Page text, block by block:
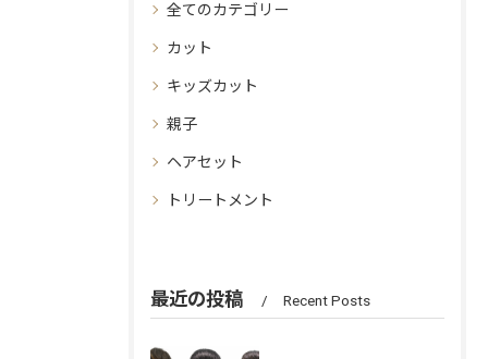
全てのカテゴリー
カット
キッズカット
親子
ヘアセット
トリートメント
最近の投稿 Recent Posts